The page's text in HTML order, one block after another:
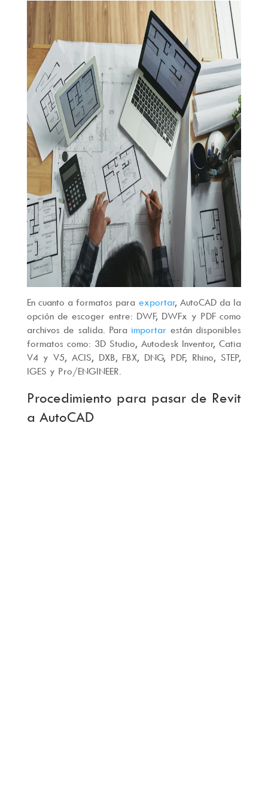
En cuanto a formatos para exportar, AutoCAD da la
opción de escoger entre: DWF, DWFx y PDF como
archivos de salida. Paraimportar están disponibles
formatos como: 3D Studio, Autodesk Inventor, Catia
V4 y V5, ACIS, DXB, FBX, DNG, PDF, Rhino, STEP,
IGES y Pro/ENGINEER.
Procedimiento para pasar de Revit
a AutoCAD